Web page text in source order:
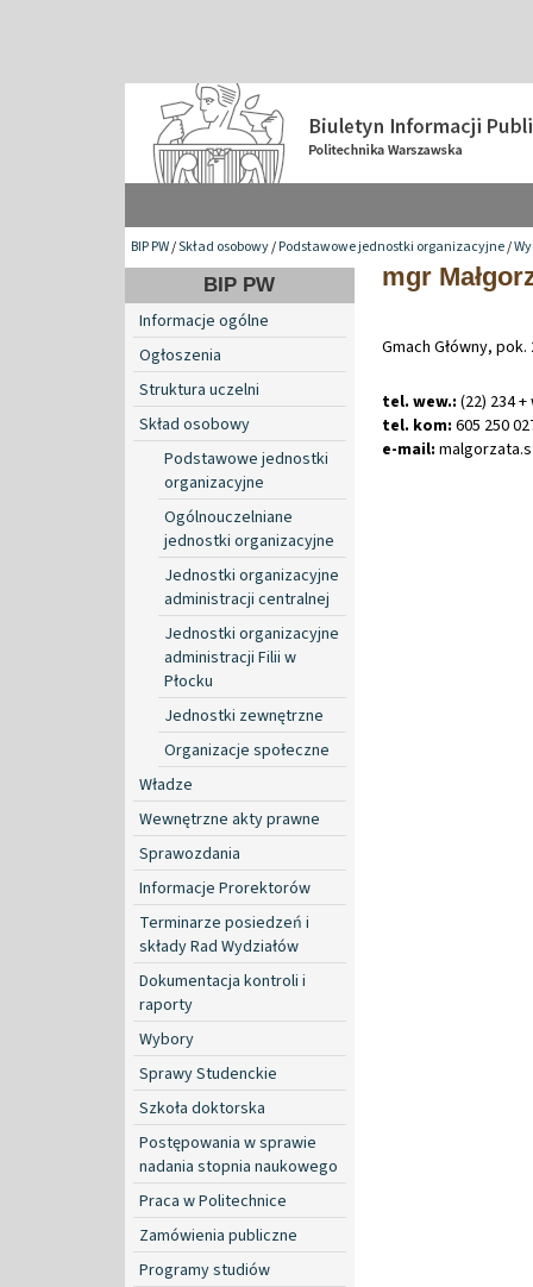
BIP PW/Skład osobowy/Podstawowe jednostki organizacyjne/
BIP PW
Informacje ogólne
Ogłoszenia
Struktura uczelni
Skład osobowy
Podstawowe jednostki
organizacyjne
Ogólnouczelniane
jednostki organizacyjne
Jednostki organizacyjne
administracji centralnej
Jednostki organizacyjne
administracji Filii w
Płocku
Jednostki zewnętrzne
Organizacje społeczne
Władze
Wewnętrzne akty prawne
Sprawozdania
Informacje Prorektorów
Terminarze posiedzeń i
składy Rad Wydziałów
Dokumentacja kontroli i
raporty
Wybory
Sprawy Studenckie
Szkoła doktorska
Postępowania w sprawie
nadania stopnia naukowego
Praca w Politechnice
Zamówienia publiczne
Programy studiów
mgr
Gmach Główny, pok.
tel. wew.: (22) 234
tel. kom: 605 250
e-mail: malgorzata.